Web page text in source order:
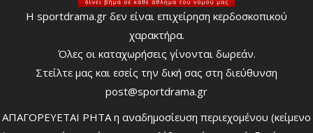
Η sportdrama.gr δεν είναι επιχείρηση κερδοσκοπικού
χαρακτήρα.
Όλες οι καταχωρήσεις γίνονται δωρεάν.
Στείλτε μας και εσείς την δική σας στη διεύθυνση
post@sportdrama.gr
ΑΠΑΓΟΡΕΥΕΤΑΙ ΡΗΤΑ η αναδημοσίευση περιεχομένου (κείμενο